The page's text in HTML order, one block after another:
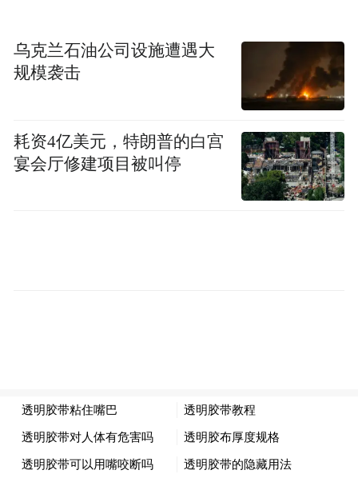
价格方面，上周（6.5-6.11）
青岛市成交均价
分区域来看，市南区价格最高，为61268元/
㎡；主城区其他区价格在23116-40698元/㎡
之间；西部城区和北部城区价格在11934-
乌克兰石油公司设施遭遇大
规模袭击
耗资4亿美元，特朗普的白宫
宴会厅修建项目被叫停